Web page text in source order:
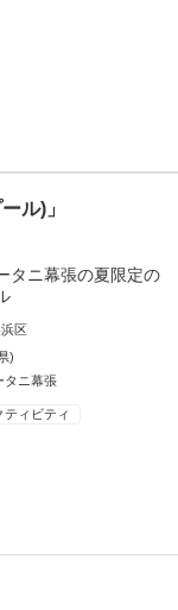
ル)」
タニ幕張の夏限定の
区
)
タニ幕張
ィビティ